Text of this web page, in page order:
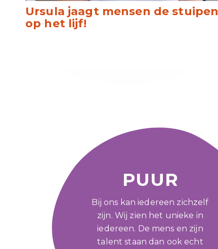
Ursula jaagt mensen de stuipen
op het lijf!
PUUR
Bij ons kan iedereen zichzelf
zijn. Wij zien het unieke in
iedereen. De mens en zijn
talent staan dan ook echt